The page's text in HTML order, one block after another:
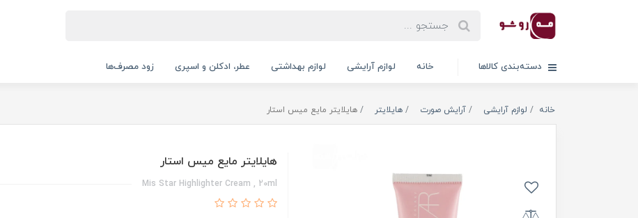
دسته‌بندی کالاها خانه لوازم آرایشی لوازم بهداشتی عطر، ادکلن و اسپری زود مصرف‌ها
خانه لوازم آرایشی آرایش صورت هایلایتر هایلایتر مایع میس استار
هایلایتر مایع میس استار
Mis Star Highlighter Cream , 20ml